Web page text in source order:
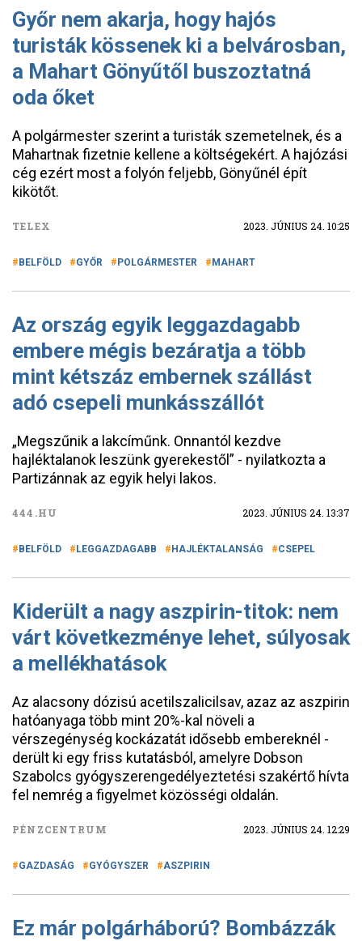
Győr nem akarja, hogy hajós
turisták kössenek ki a belvárosban,
a Mahart Gönyűtől buszoztatná
oda őket
A polgármester szerint a turisták szemetelnek, és a
Mahartnak fizetnie kellene a költségekért. A hajózási
cég ezért most a folyón feljebb, Gönyűnél épít
kikötőt.
TELEX 2023. JÚNIUS 24. 10:25
BELFÖLD GYŐR POLGÁRMESTER MAHART
Az ország egyik leggazdagabb
embere mégis bezáratja a több
mint kétszáz embernek szállást
adó csepeli munkásszállót
„Megszűnik a lakcíműnk. Onnantól kezdve
hajléktalanok leszünk gyerekestől” - nyilatkozta a
Partizánnak az egyik helyi lakos.
444.HU 2023. JÚNIUS 24. 13:37
BELFÖLD LEGGAZDAGABB HAJLÉKTALANSÁG CSEPEL
Kiderült a nagy aszpirin-titok: nem
várt következménye lehet, súlyosak
a mellékhatások
Az alacsony dózisú acetilszalicilsav, azaz az aszpirin
hatóanyaga több mint 20%-kal növeli a
vérszegénység kockázatát idősebb embereknél -
derült ki egy friss kutatásból, amelyre Dobson
Szabolcs gyógyszerengedélyeztetési szakértő hívta
fel nemrég a figyelmet közösségi oldalán.
PÉNZCENTRUM 2023. JÚNIUS 24. 12:29
GAZDASÁG GYÓGYSZER ASZPIRIN
Ez már polgárháború? Bombázzák